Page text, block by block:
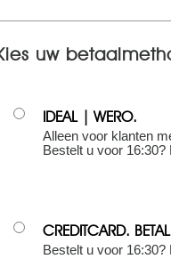
uw
IDEAL | WERO.
Alleen voor klanten
Bestelt u voor
CREDITCARD.
Bestelt u voor